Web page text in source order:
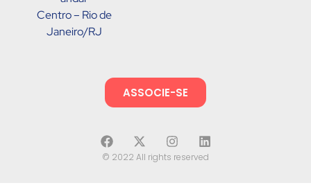
Centro – Rio de
Janeiro/RJ
ASSOCIE-SE
© 2022 All rights reserved